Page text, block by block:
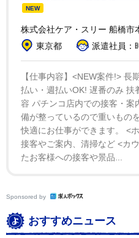
で撮影していないから、作
かった。カラーも濃い色の
プライベートショットも入
「サキちゃんが色合いや表
くったという感じがします
そして、川上は「写真集
る」と打ち明けた。
「自分の満ちた瞬間があ
もらって、これが最後だか
らいたいです。４０代から
いな方はいっぱい、いらっ
NEW
株式会社ケア・スリー 船橋市
東京都
派遣社員：
【仕事内容】<NEW案件!> 長
払い・週払いOK! 遅番のみ 扶
容 パチンコ店内での接客・案
備が整っているので重いもの
快適にお仕事ができます。 <
接客やご案内、清掃など <カ
たお客様への接客や景品...
Sponsored by
おすすめニュース